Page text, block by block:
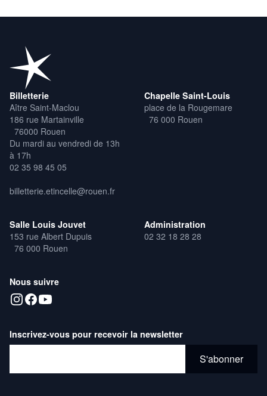
Billetterie
Aître Saint-Maclou
186 rue Martainville
76000 Rouen
Du mardi au vendredi de 13h
à 17h
02 35 98 45 05
billetterie.etincelle@rouen.fr
Chapelle Saint-Louis
place de la Rougemare
76 000 Rouen
Salle Louis Jouvet
153 rue Albert Dupuis
76 000 Rouen
Administration
02 32 18 28 28
Nous suivre
Inscrivez-vous pour recevoir la newsletter